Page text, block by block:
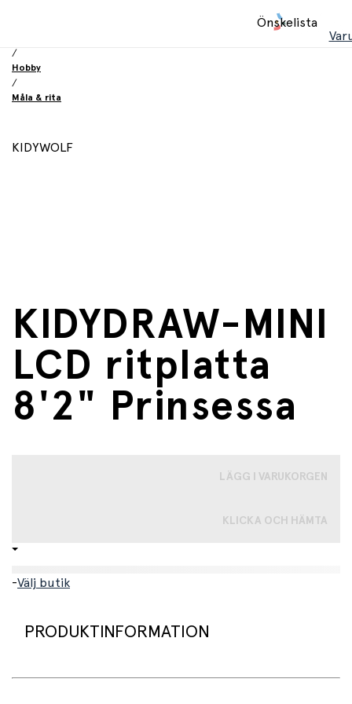
Önskelista
/
Hobby
/
Måla & rita
KIDYWOLF
KIDYDRAW-MINI
LCD ritplatta
8'2" Prinsessa
LÄGG I VARUKORGEN
KLICKA OCH HÄMTA
-Välj butik
PRODUKTINFORMATION